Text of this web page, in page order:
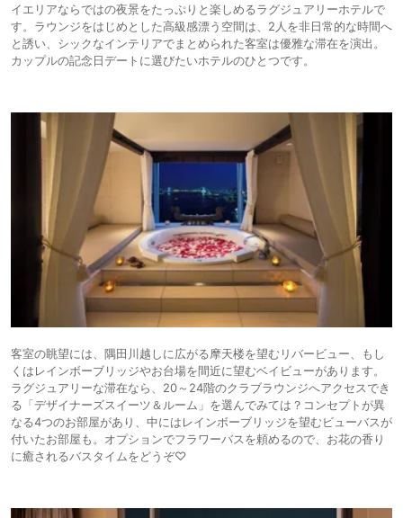
イエリアならではの夜景をたっぷりと楽しめるラグジュアリーホテルで
す。ラウンジをはじめとした高級感漂う空間は、2人を非日常的な時間へ
と誘い、シックなインテリアでまとめられた客室は優雅な滞在を演出。
カップルの記念日デートに選びたいホテルのひとつです。
客室の眺望には、隅田川越しに広がる摩天楼を望むリバービュー、もし
くはレインボーブリッジやお台場を間近に望むベイビューがあります。
ラグジュアリーな滞在なら、20～24階のクラブラウンジへアクセスでき
る「デザイナーズスイーツ＆ルーム」を選んでみては？コンセプトが異
なる4つのお部屋があり、中にはレインボーブリッジを望むビューバスが
付いたお部屋も。オプションでフラワーバスを頼めるので、お花の香り
に癒されるバスタイムをどうぞ♡